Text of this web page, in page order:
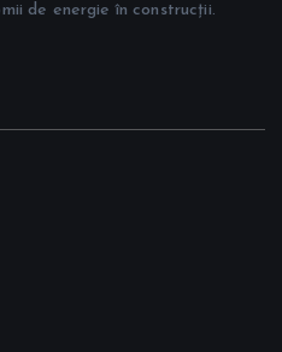
de energie în construcții.